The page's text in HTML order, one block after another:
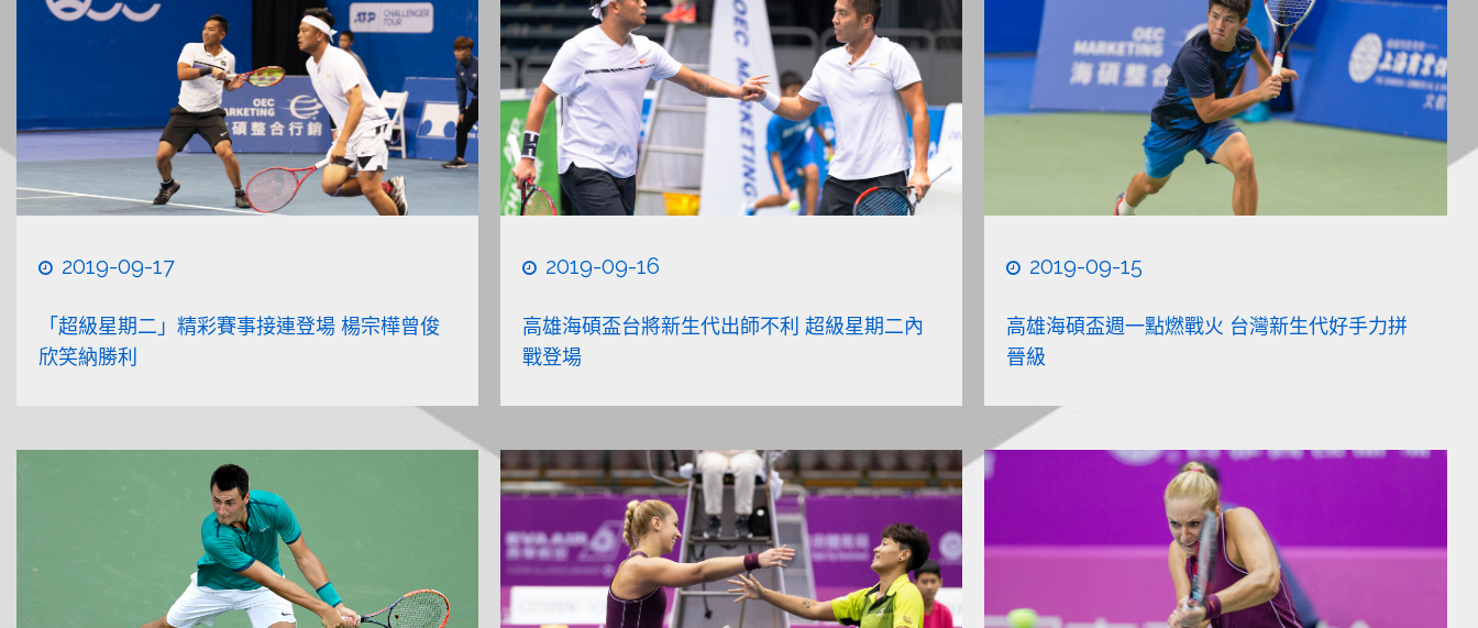
2019-09-17
「超級星期二」精彩賽事接連登場 楊宗樺曾俊
欣笑納勝利
2019-09-16
高雄海碩盃台將新生代出師不利 超級星期二內
戰登場
2019-09-15
高雄海碩盃週一點燃戰火 台灣新生代好手力拼
晉級